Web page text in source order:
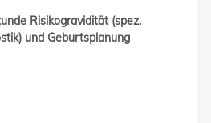
Risikogravidität (spez.
und Geburtsplanung